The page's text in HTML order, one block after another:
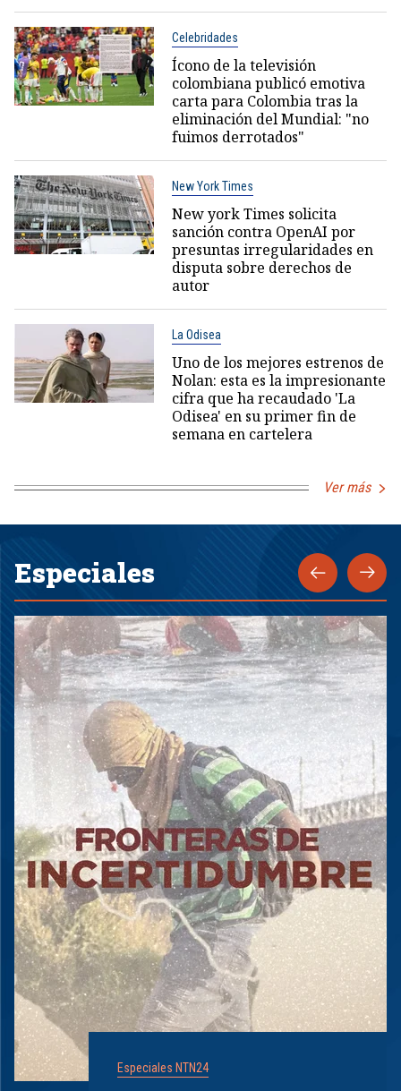
Celebridades
Ícono de la televisión
colombiana publicó emotiva
carta para Colombia tras la
eliminación del Mundial: "no
fuimos derrotados"
New York Times
New york Times solicita
sanción contra OpenAI por
presuntas irregularidades en
disputa sobre derechos de
autor
La Odisea
Uno de los mejores estrenos de
Nolan: esta es la impresionante
cifra que ha recaudado 'La
Odisea' en su primer fin de
semana en cartelera
Ver más
Especiales
Especiales NTN24